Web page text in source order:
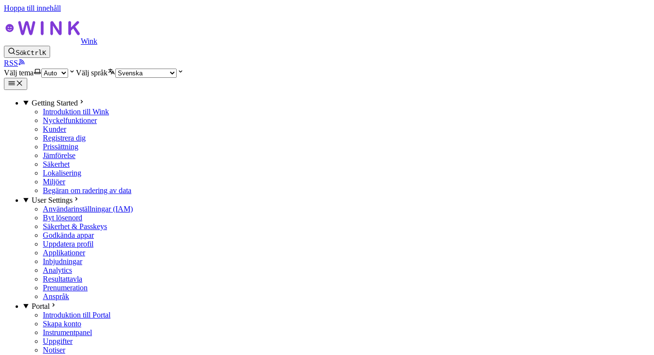
Hoppa till innehåll
Wink
SökCtrlK
RSS
Välj tema
Välj språk
Getting Started
Introduktion till Wink
Nyckelfunktioner
Kunder
Registrera dig
Prissättning
Jämförelse
Säkerhet
Lokalisering
Miljöer
Begäran om radering av data
User Settings
Användarinställningar (IAM)
Byt lösenord
Säkerhet & Passkeys
Godkända appar
Uppdatera profil
Applikationer
Inbjudningar
Analytics
Resultattavla
Prenumeration
Anspråk
Portal
Introduktion till Portal
Skapa konto
Instrumentpanel
Uppgifter
Notiser